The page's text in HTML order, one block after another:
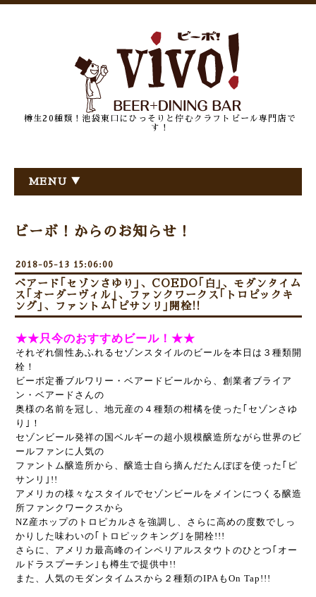
樽生20種類！池袋東口にひっそりと佇むクラフトビール専門店で
す！
MENU ▼
ビーボ！からのお知らせ！
2018-05-13 15:06:00
ベアード｢セゾンさゆり｣、COEDO｢白｣、モダンタイム
ス｢オーダーヴィル｣、ファンクワークス｢トロピックキ
ング｣、ファントム｢ピサンリ｣開栓!!
★★只今のおすすめビール！★★
それぞれ個性あふれるセゾンスタイルのビールを本日は３種類開
栓！
ビーボ定番ブルワリー・ベアードビールから、創業者ブライア
ン・ベアードさんの
奥様の名前を冠し、地元産の４種類の柑橘を使った｢セゾンさゆ
り｣！
セゾンビール発祥の国ベルギーの超小規模醸造所ながら世界のビ
ールファンに人気の
ファントム醸造所から、醸造士自ら摘んだたんぽぽを使った｢ピ
サンリ｣!!
アメリカの様々なスタイルでセゾンビールをメインにつくる醸造
所ファンクワークスから
NZ産ホップのトロピカルさを強調し、さらに高めの度数でしっ
かりした味わいの｢トロピックキング｣を開栓!!!
さらに、アメリカ最高峰のインペリアルスタウトのひとつ｢オー
ルドラスプーチン｣も樽生で提供中!!
また、人気のモダンタイムスから２種類のIPAもOn Tap!!!